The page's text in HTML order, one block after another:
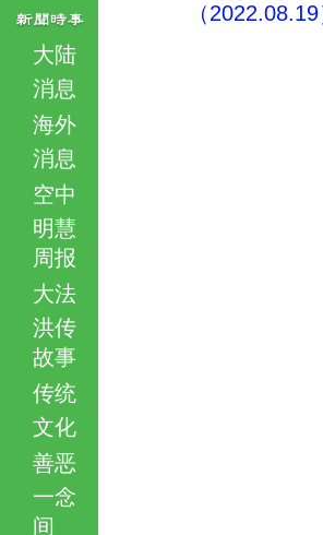
大陆
消息
海外
消息
空中
明慧
周报
大法
洪传
故事
传统
文化
善恶
一念
间
（2022.08.19